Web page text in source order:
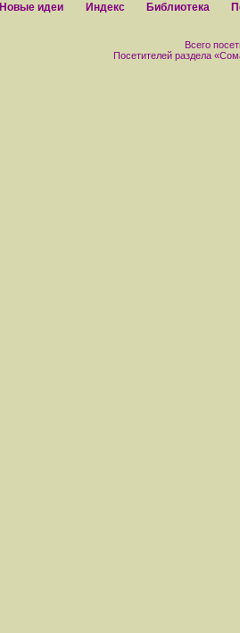
Новые идеи Индекс Библиотека
Всего
Посетителей раздела